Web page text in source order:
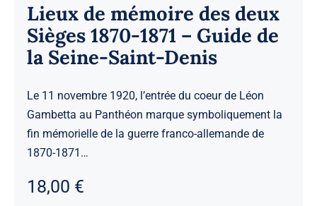
Lieux de mémoire des deux
Sièges 1870-1871 – Guide de
la Seine-Saint-Denis
Le 11 novembre 1920, l’entrée du coeur de Léon
Gambetta au Panthéon marque symboliquement la
fin mémorielle de la guerre franco-allemande de
1870-1871…
18,00 €